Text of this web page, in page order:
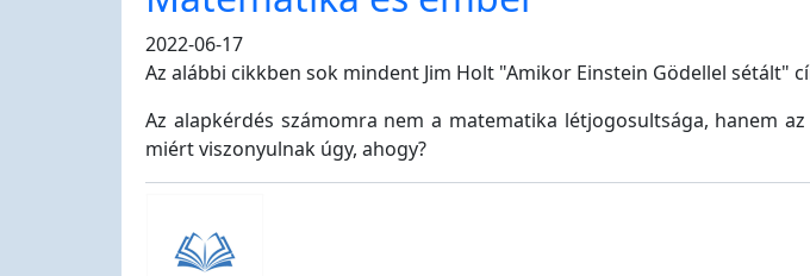
2022-06-17
Az alábbi cikkben sok mindent Jim Holt "Amikor Einstein Gödellel sétált"
Az alapkérdés számomra nem a matematika létjogosultsága, hanem
miért viszonyulnak úgy, ahogy?